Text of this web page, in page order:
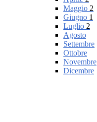
Maggio 2
Giugno 1
Luglio 2
Agosto
Settembre
Ottobre
Novembre
Dicembre